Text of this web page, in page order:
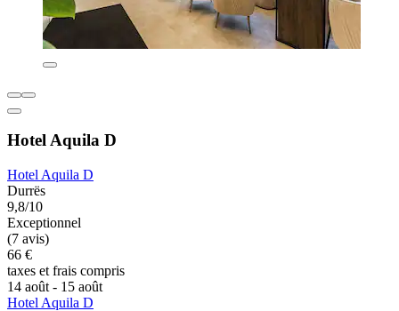
Hotel Aquila D
Hotel Aquila D
Durrës
9,8/10
Exceptionnel
(7 avis)
66 €
taxes et frais compris
14 août - 15 août
Hotel Aquila D